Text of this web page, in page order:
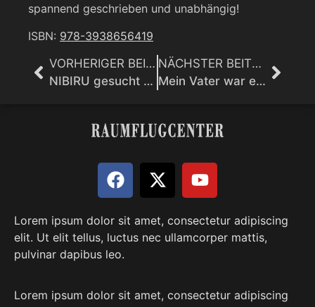
spannend geschrieben und unabhängig!
ISBN: 978-3938656419
VORHERIGER BEITRAG
NIBIRU gesucht – Raumstation HIMMEL gefunden: Uralte Keilschrifttafeln offenbaren verwirrende Erkenntnisse über die Entstehung unserer Zivilisation
NÄCHSTER BEITRAG
Mein Vater war ein MiB (Men in Black): Das Geheime Weltraumprogramm, die Antarktis-Deutschen und die Aliens – ein Whistleblower packt aus!
Lorem ipsum dolor sit amet, consectetur adipiscing
elit. Ut elit tellus, luctus nec ullamcorper mattis,
pulvinar dapibus leo.
Lorem ipsum dolor sit amet, consectetur adipiscing